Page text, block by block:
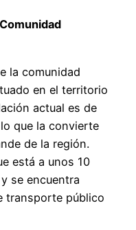
la comunidad
en el territorio
actual es de
que la convierte
de la región.
está a unos 10
se encuentra
transporte público